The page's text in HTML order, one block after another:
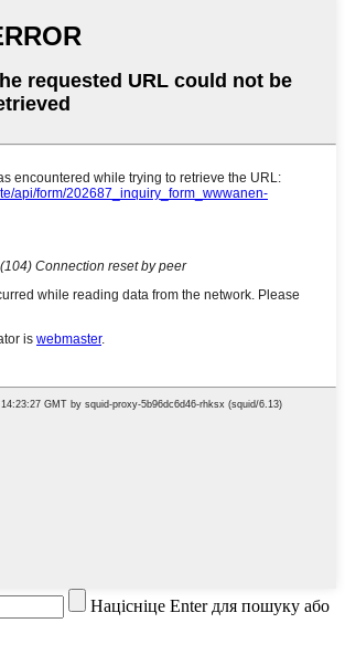
Націсніце Enter для пошуку або